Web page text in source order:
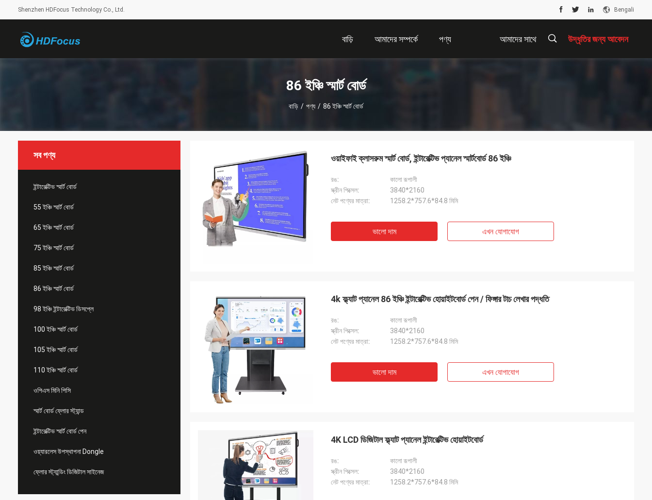
Shenzhen HDFocus Technology Co., Ltd. Bengali
বাড়ি আমাদের সম্পর্কে পণ্য আমাদের সাথে উদ্ধৃতির জন্য আবেদন
86 ইঞ্চি স্মার্ট বোর্ড
বাড়ি / পণ্য / 86 ইঞ্চি স্মার্ট বোর্ড
সব পণ্য
ইন্টারেক্টিভ স্মার্ট বোর্ড
55 ইঞ্চি স্মার্ট বোর্ড
65 ইঞ্চি স্মার্ট বোর্ড
75 ইঞ্চি স্মার্ট বোর্ড
85 ইঞ্চি স্মার্ট বোর্ড
86 ইঞ্চি স্মার্ট বোর্ড
98 ইঞ্চি ইন্টারেক্টিভ ডিসপ্লে
100 ইঞ্চি স্মার্ট বোর্ড
105 ইঞ্চি স্মার্ট বোর্ড
110 ইঞ্চি স্মার্ট বোর্ড
ওপিএস মিনি পিসি
স্মার্ট বোর্ড ফ্লোর স্ট্যান্ড
ইন্টারেক্টিভ স্মার্ট বোর্ড পেন
ওয়্যারলেস উপস্থাপনা Dongle
ফ্লোর স্ট্যান্ডিং ডিজিটাল সাইনেজ
ওয়াইফাই ক্লাসরুম স্মার্ট বোর্ড, ইন্টারেক্টিভ প্যানেল স্মার্টবোর্ড 86 ইঞ্চি
রঙ:
কালো রূপালী
স্ক্রীন পিক্সেল:
3840*2160
নেট পণ্যের মাত্রা:
1258.2*757.6*84.8 মিমি
ভালো দাম এখন যোগাযোগ
4k ফ্ল্যাট প্যানেল 86 ইঞ্চি ইন্টারেক্টিভ হোয়াইটবোর্ড পেন / ফিঙ্গার টাচ লেখার পদ্ধতি
রঙ:
কালো রূপালী
স্ক্রীন পিক্সেল:
3840*2160
নেট পণ্যের মাত্রা:
1258.2*757.6*84.8 মিমি
ভালো দাম এখন যোগাযোগ
4K LCD ডিজিটাল ফ্ল্যাট প্যানেল ইন্টারেক্টিভ হোয়াইটবোর্ড
রঙ:
কালো রূপালী
স্ক্রীন পিক্সেল:
3840*2160
নেট পণ্যের মাত্রা:
1258.2*757.6*84.8 মিমি